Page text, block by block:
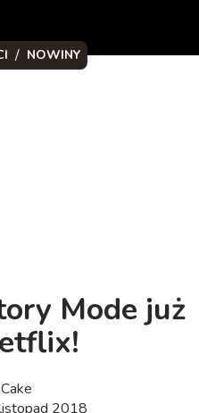
/ NOWINY
Mode już
2018